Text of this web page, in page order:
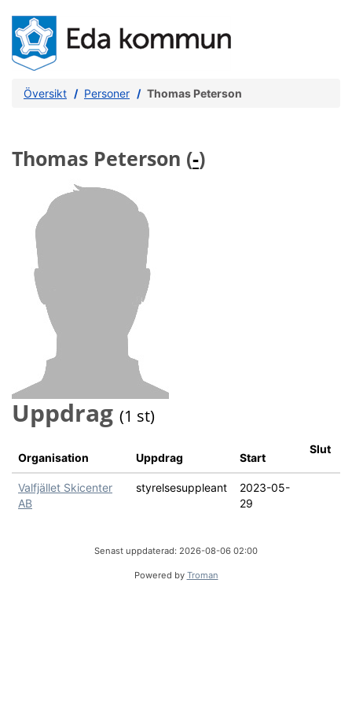
Översikt Personer Thomas Peterson
Thomas Peterson (-)
Uppdrag (1 st)
Organisation Uppdrag Start
Slut
Valfjället Skicenter
AB
styrelsesuppleant
2023-05-
29
Senast uppdaterad: 2026-08-06 02:00
Powered by Troman